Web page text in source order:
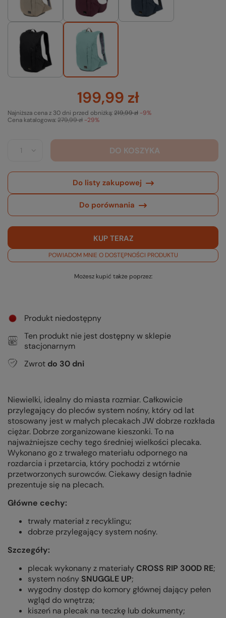
199,99 zł
Cena katalogowa:279,99 zł -29%
Najniższa cena z 30 dni przed obniżką:219,99 zł -9%
DO KOSZYKA
Do listy zakupowej
Do porównania
KUP TERAZ
POWIADOM MNIE O DOSTĘPNOŚCI PRODUKTU
Możesz kupić także poprzez:
Produkt niedostępny
Ten produkt nie jest dostępny w sklepie
stacjonarnym
Zwrot do 30 dni
Niewielki, idealny do miasta rozmiar. Całkowicie
przylegający do pleców system nośny, który od lat
stosowany jest w małych plecakach JW dobrze rozkłada
ciężar. Dobrze zorganizowane kieszonki. To na
najważniejsze cechy tego średniej wielkości plecaka.
Wykonano go z trwałego materiału odpornego na
rozdarcia i przetarcia, który pochodzi z wtórnie
przetworzonych surowców. Ciekawy design ładnie
prezentuje się na plecach.
Główne cechy:
trwały materiał z recyklingu;
dobrze przylegający system nośny.
Szczegóły:
plecak wykonany z materiałyCROSS RIP 300D RE;
system nośny SNUGGLE UP;
wygodny dostęp do komory głównej dający pełen
wgląd do wnętrza;
kiszeń na plecak na teczkę lub dokumenty;